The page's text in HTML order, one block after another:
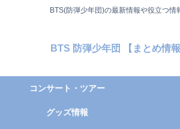
BTS(防弾少年団)の最新情報や役立つ情
BTS 防弾少年団 【まとめ情報
コンサート・ツアー
グッズ情報